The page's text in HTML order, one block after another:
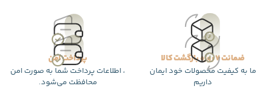
ضمانت 7 روزه بازگشت کالا
ما به کیفیت محصولات خود ایمان
داریم
پرداخت امن
، اطلاعات پرداخت شما به صورت امن
محافظت می‌شود.